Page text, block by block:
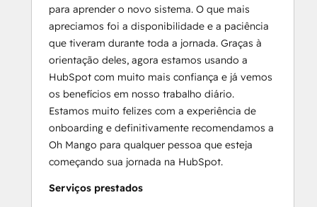
para aprender o novo sistema. O que mais
apreciamos foi a disponibilidade e a paciência
que tiveram durante toda a jornada. Graças à
orientação deles, agora estamos usando a
HubSpot com muito mais confiança e já vemos
os benefícios em nosso trabalho diário.
Estamos muito felizes com a experiência de
onboarding e definitivamente recomendamos a
Oh Mango para qualquer pessoa que esteja
começando sua jornada na HubSpot.
Serviços prestados